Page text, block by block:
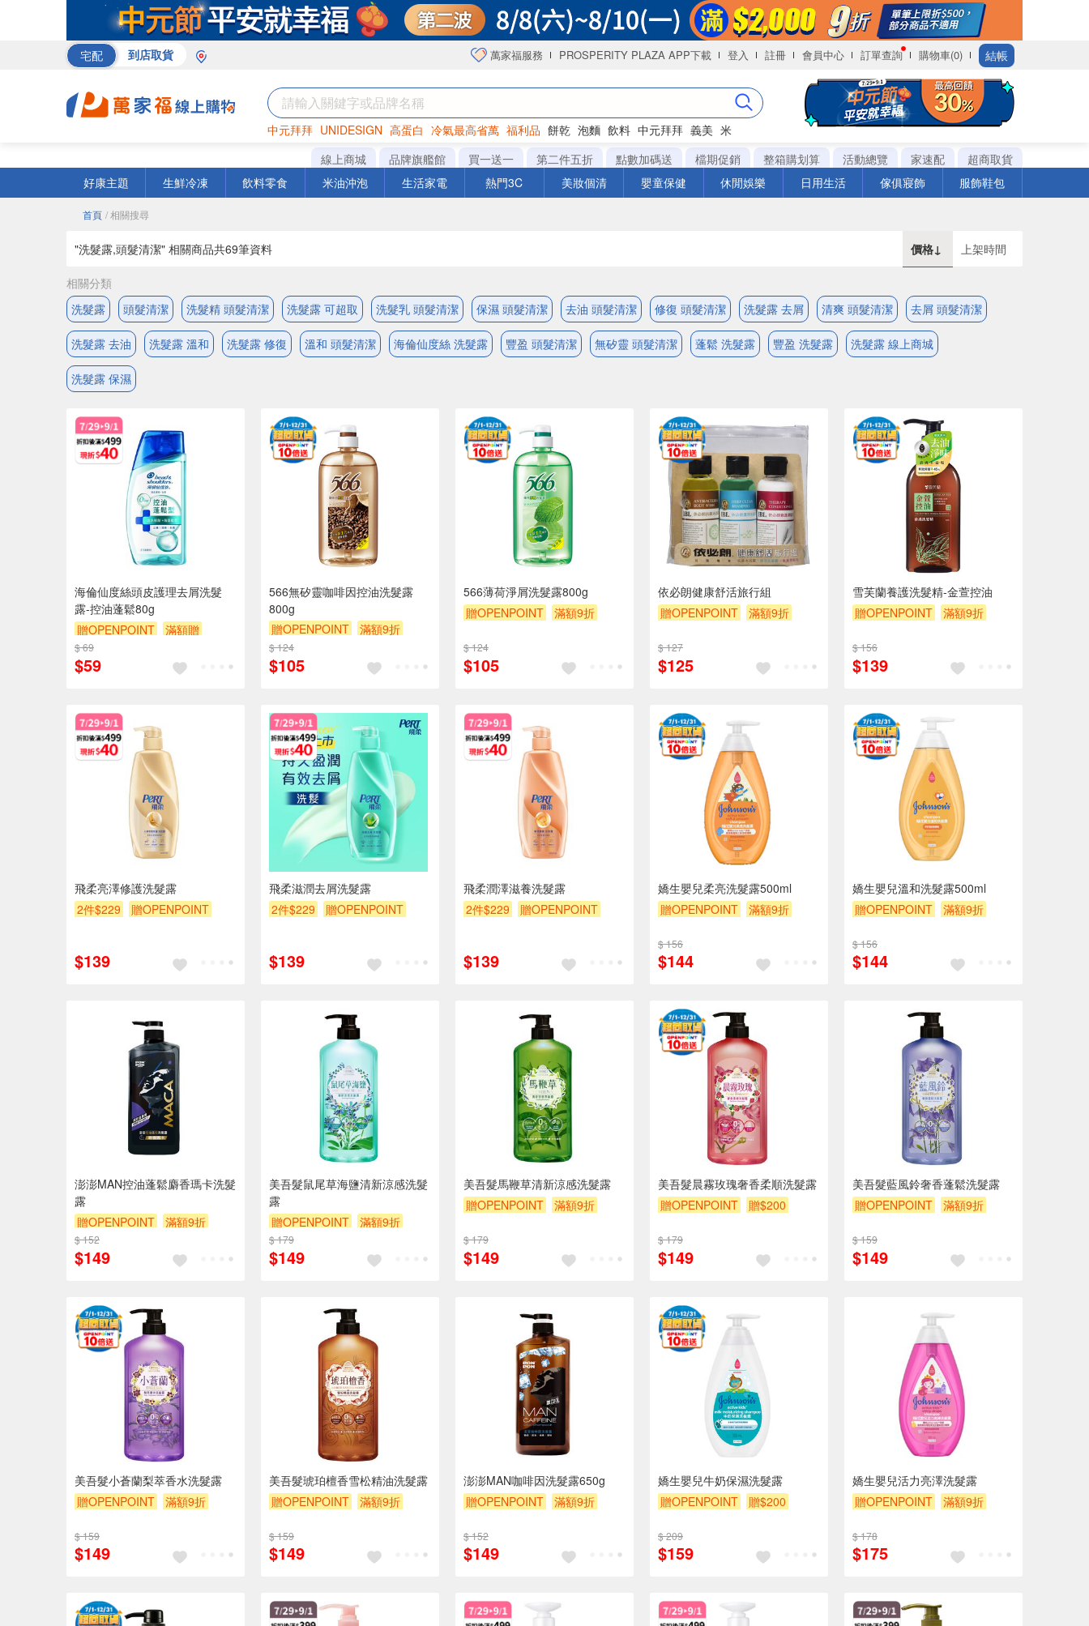
宅配 到店取貨 萬家福服務 PROSPERITY PLAZA APP下載 登入 註冊 會員中心 訂單查詢 購物車(0) 結帳
中元拜拜 UNIDESIGN 高蛋白 冷氣最高省萬 福利品 餅乾 泡麵 飲料 中元拜拜 義美 米
罐頭 海苔 洋芋片
線上商城 品牌旗艦館 買一送一 第二件五折 點數加碼送 檔期促銷 整箱購划算 活動總覽 家速配
超商取貨
好康主題
生鮮冷凍 飲料零食 米油沖泡 生活家電 熱門3C 美妝個清 嬰童保健 休閒娛樂 日用生活 傢俱寢飾 服飾鞋包
首頁 / 相關搜尋
"洗髮露,頭髮清潔" 相關商品共69筆資料 價格↓ 上架時間
相關分類
洗髮露
頭髮清潔 洗髮精 頭髮清潔 洗髮露 可超取 洗髮乳 頭髮清潔 保濕 頭髮清潔 去油 頭髮清潔 修復 頭髮清潔 洗髮露 去屑 清爽 頭髮清潔 去屑 頭髮清潔
洗髮露 去油 洗髮露 溫和 洗髮露 修復 溫和 頭髮清潔 海倫仙度絲 洗髮露 豐盈 頭髮清潔 無矽靈 頭髮清潔 蓬鬆 洗髮露 豐盈 洗髮露 洗髮露 線上商城
洗髮露 保濕
海倫仙度絲頭皮護理去屑洗髮
露-控油蓬鬆80g
贈OPENPOINT
滿額贈
滿額折
$ 69
$59
566無矽靈咖啡因控油洗髮露
800g
贈OPENPOINT
滿額9折
贈$200
$ 124
$105
566薄荷淨屑洗髮露800g
贈OPENPOINT
滿額9折
$ 124
$105
依必朗健康舒活旅行組
贈OPENPOINT
滿額9折
$ 127
$125
雪芙蘭養護洗髮精-金萱控油
贈OPENPOINT
滿額9折
$ 156
$139
飛柔亮澤修護洗髮露
2件$229
贈OPENPOINT
$139
飛柔滋潤去屑洗髮露
2件$229
贈OPENPOINT
$139
飛柔潤澤滋養洗髮露
2件$229
贈OPENPOINT
$139
嬌生嬰兒柔亮洗髮露500ml
贈OPENPOINT
滿額9折
$ 156
$144
嬌生嬰兒溫和洗髮露500ml
贈OPENPOINT
滿額9折
$ 156
$144
澎澎MAN控油蓬鬆麝香瑪卡洗髮
露
贈OPENPOINT
滿額9折
贈$200
$ 152
$149
美吾髮鼠尾草海鹽清新涼感洗髮
露
贈OPENPOINT
滿額9折
贈$200
$ 179
$149
美吾髮馬鞭草清新涼感洗髮露
贈OPENPOINT
滿額9折
$ 179
$149
美吾髮晨霧玫瑰奢香柔順洗髮露
贈OPENPOINT
贈$200
$ 179
$149
美吾髮藍風鈴奢香蓬鬆洗髮露
贈OPENPOINT
滿額9折
$ 159
$149
美吾髮小蒼蘭梨萃香水洗髮露
贈OPENPOINT
滿額9折
$ 159
$149
美吾髮琥珀檀香雪松精油洗髮露
贈OPENPOINT
滿額9折
$ 159
$149
澎澎MAN咖啡因洗髮露650g
贈OPENPOINT
滿額9折
$ 152
$149
嬌生嬰兒牛奶保濕洗髮露
贈OPENPOINT
贈$200
$ 209
$159
嬌生嬰兒活力亮澤洗髮露
贈OPENPOINT
滿額9折
$ 178
$175